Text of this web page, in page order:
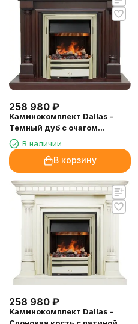
258 980 ₽
Каминокомплект Dallas -
Темный дуб с очагом
Cavendish
В наличии
В корзину
258 980 ₽
Каминокомплект Dallas -